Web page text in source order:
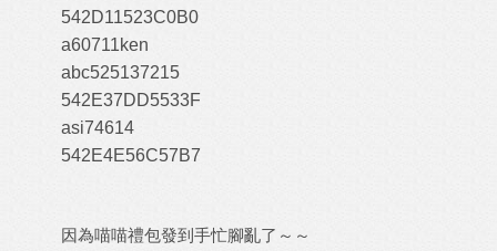
542D11523C0B0
a60711ken
abc525137215
542E37DD5533F
asi74614
542E4E56C57B7
因為喵喵禮包發到手忙腳亂了～～